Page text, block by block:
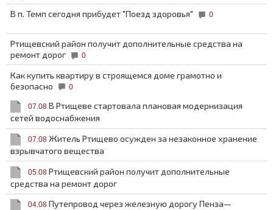
В п. Темп сегодня прибудет "Поезд здоровья" 0
Ртищевский район получит дополнительные средства на
ремонт дорог
0
Как купить квартиру в строящемся доме грамотно и
безопасно
0
07.08 В Ртищеве стартовала плановая модернизация
сетей водоснабжения
07.08 Житель Ртищево осужден за незаконное хранение
взрывчатого вещества
05.08 Ртищевский район получит дополнительные
средства на ремонт дорог
04.08 Путепровод через железную дорогу Пенза—